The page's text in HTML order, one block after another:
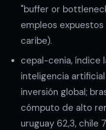
"buffer or
empleos
caribe).
cepal-cenia, índice
inteligencia artificial
inversión global;
cómputo de alto
uruguay 62,3, chile